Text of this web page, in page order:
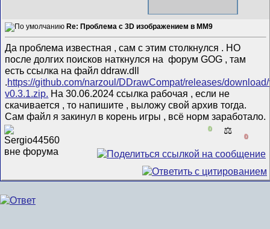
Re: Проблема с 3D изображением в MM9
Да проблема известная , сам с этим столкнулся . НО
после долгих поисков наткнулся на форум GOG , там
есть ссылка на файл ddraw.dll
.https://github.com/narzoul/DDrawCompat/releases/
v0.3.1.zip. На 30.06.2024 ссылка рабочая , если не
скачивается , то напишите , выложу свой архив тогда.
Сам файл я закинул в корень игры , всё норм заработало.
0 ⚖️
0